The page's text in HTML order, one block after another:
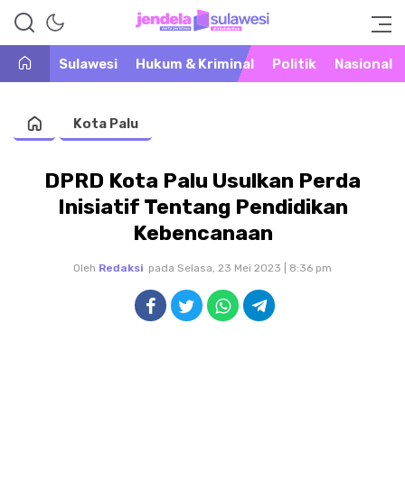
Jendela Sulawesi
Warta Peristiwa di Khatulistiwa
Sulawesi
Hukum & Kriminal Politik Nasional
Kota Palu
DPRD Kota Palu Usulkan Perda
Inisiatif Tentang Pendidikan
Kebencanaan
Oleh Redaksi pada Selasa, 23 Mei 2023 | 8:36 pm